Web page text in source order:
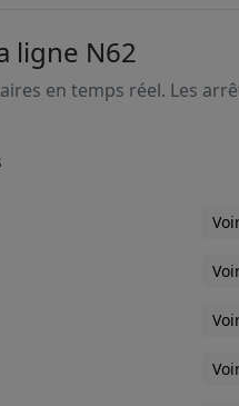
ligne N62
en temps réel. Les